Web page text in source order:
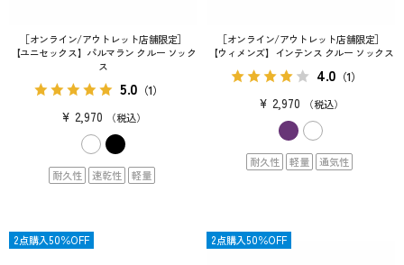
［オンライン/アウトレット店舗限定］
【ユニセックス】パルマラン クルー ソック
ス
5.0 （1）
¥ 2,970 税込
耐久性 速乾性 軽量
［オンライン/アウトレット店舗限定］
【ウィメンズ】インテンス クルー ソックス
4.0 （1）
¥ 2,970 税込
耐久性 軽量 通気性
限定
2点購入50％OFF 限定
2点購入50％OFF